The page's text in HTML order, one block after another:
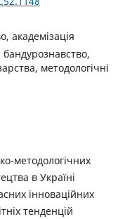
академізація
методологічні
методологічних
в Україні
інноваційних
тенденцій